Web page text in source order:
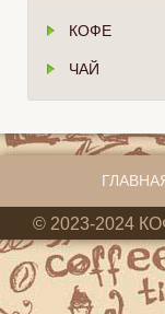
КОФЕ
ЧАЙ
© 2023-2024